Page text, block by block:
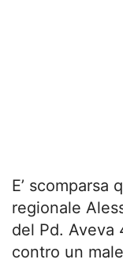
E’ scomparsa
regionale
del Pd. Aveva
contro un